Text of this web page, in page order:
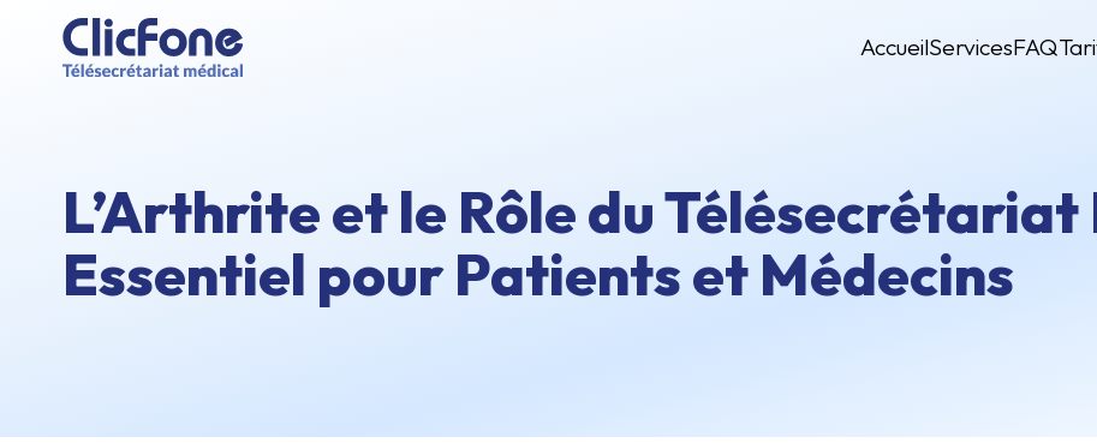
AccueilServicesFAQ
L’Arthrite et le Rôle du
Essentiel pour Patients et Médecins